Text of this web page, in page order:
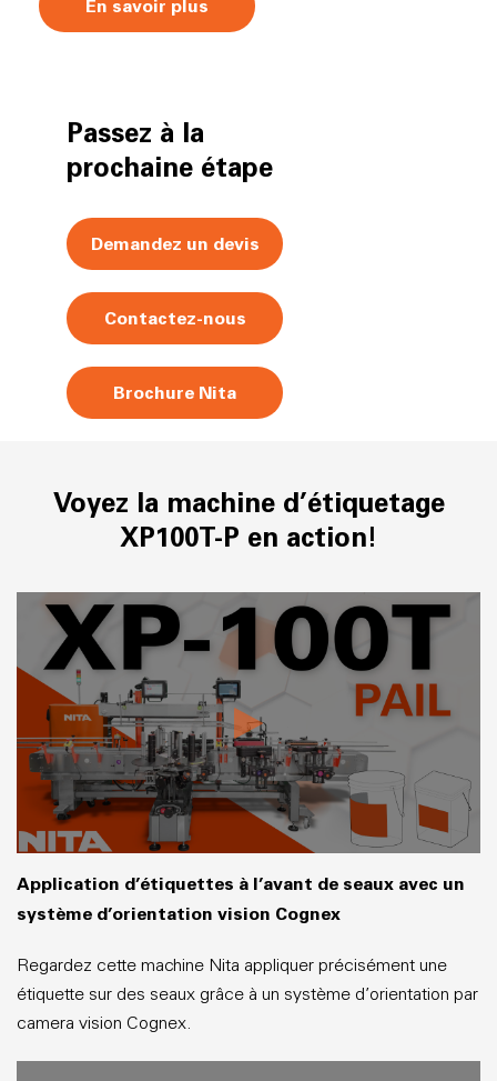
En savoir plus
Passez à la
prochaine étape
Demandez un devis
Contactez-nous
Brochure Nita
Voyez la machine d’étiquetage
XP100T-P en action!
Application d’étiquettes à l’avant de seaux avec un
système d’orientation vision Cognex
Regardez cette machine Nita appliquer précisément une
étiquette sur des seaux grâce à un système d’orientation par
camera vision Cognex.